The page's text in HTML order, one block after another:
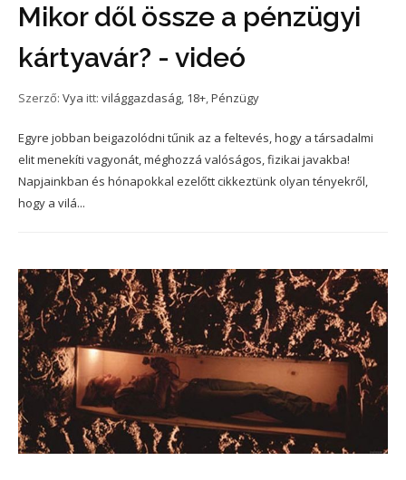
Mikor dől össze a pénzügyi
kártyavár? - videó
Szerző: Vya itt: világgazdaság, 18+,Pénzügy
Egyre jobban beigazolódni tűnik az a feltevés, hogy a társadalmi
elit menekíti vagyonát, méghozzá valóságos, fizikai javakba!
Napjainkban és hónapokkal ezelőtt cikkeztünk olyan tényekről,
hogy a vilá...